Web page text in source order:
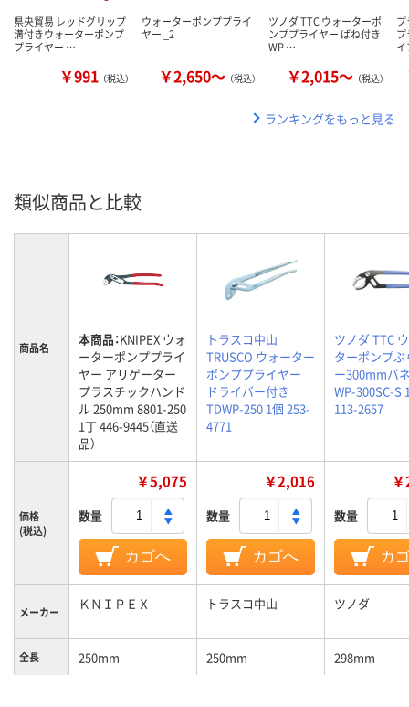
県央貿易 レッドグリップ
溝付きウォーターポンプ
プライヤー …
￥991 （税込）
ウォーターポンププライ
ヤー _2
￥2,650～ （税込）
ツノダ TTC ウォーターポ
ンププライヤー ばね付き
WP …
￥2,015～ （税込）
ランキングをもっと見る
類似商品と比較
商品名 本商品：KNIPEX ウォ
ーターポンププライ
ヤー アリゲーター
プラスチックハンド
ル 250mm 8801-250
1丁 446-9445（直送
品）
トラスコ中山
TRUSCO ウォーター
ポンププライヤー
ドライバー付き
TDWP-250 1個 253-
4771
ツノダ TTC
ターポンプ
ー300mmバ
WP-300SC-S
113-2657
価格
(税込)
￥5,075
数量
カゴへ
￥2,016
数量
カゴへ
数量
カ
メーカー ＫＮＩＰＥＸ トラスコ中山 ツノダ
全長 250mm 250mm 298mm